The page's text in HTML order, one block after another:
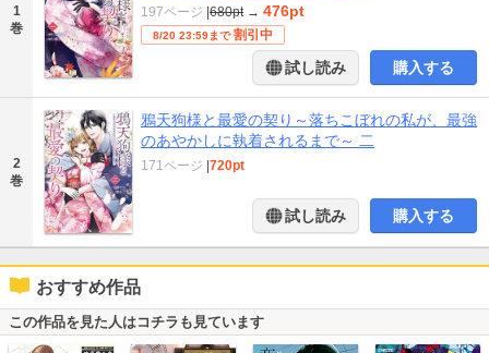
1
巻
197ページ |680pt → 476pt
8/20 23:59まで 割引中
試し読み 購入する
2
巻
鴉天狗様と最愛の契り～落ちこぼれの私が、最強
のあやかしに執着されるまで～ 二
171ページ |720pt
試し読み 購入する
おすすめ作品
この作品を見た人はコチラも見ています